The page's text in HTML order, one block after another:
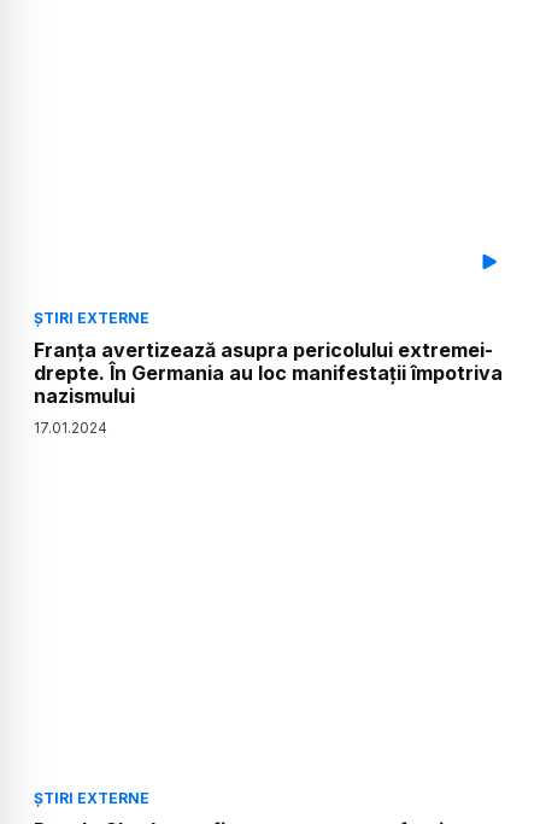
ȘTIRI EXTERNE
Franța avertizează asupra pericolului extremei-
drepte. În Germania au loc manifestații împotriva
nazismului
17.01.2024
ȘTIRI EXTERNE